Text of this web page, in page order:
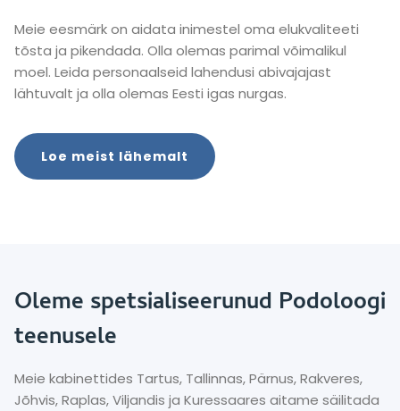
Meie eesmärk on aidata inimestel oma elukvaliteeti
tõsta ja pikendada. Olla olemas parimal võimalikul
moel. Leida personaalseid lahendusi abivajajast
lähtuvalt ja olla olemas Eesti igas nurgas.
Loe meist lähemalt
Oleme spetsialiseerunud Podoloogi
teenusele
Meie kabinettides Tartus, Tallinnas, Pärnus, Rakveres,
Jõhvis, Raplas, Viljandis ja Kuressaares aitame säilitada